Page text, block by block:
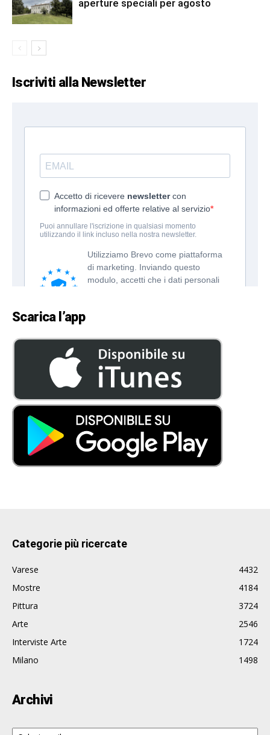
aperture speciali per agosto
Iscriviti alla Newsletter
Scarica l’app
Categorie più ricercate
Varese
4432
Mostre
4184
Pittura
3724
Arte
2546
Interviste Arte
1724
Milano
1498
Archivi
Archivi